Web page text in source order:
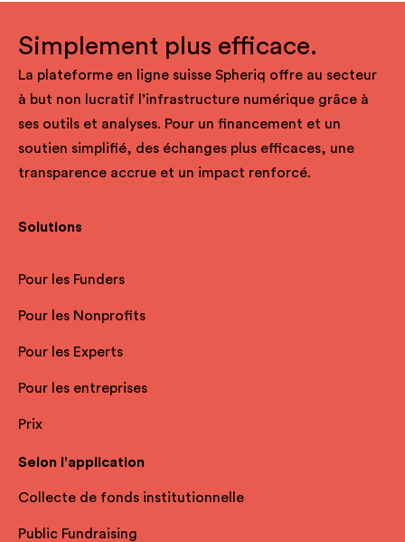
Simplement plus efficace.
La plateforme en ligne suisse Spheriq offre au secteur
à but non lucratif l’infrastructure numérique grâce à
ses outils et analyses. Pour un financement et un
soutien simplifié, des échanges plus efficaces, une
transparence accrue et un impact renforcé.
Solutions
Pour les Funders
Pour les Nonprofits
Pour les Experts
Pour les entreprises
Prix
Selon l'application
Collecte de fonds institutionnelle
Public Fundraising